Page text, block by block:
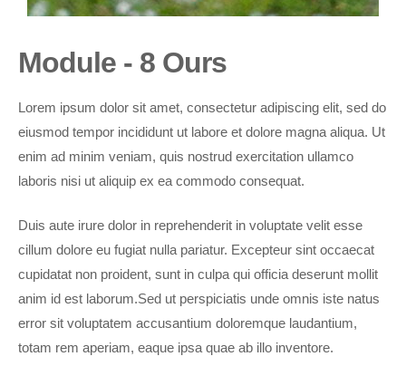
Module - 8 Ours
Lorem ipsum dolor sit amet, consectetur adipiscing elit, sed do
eiusmod tempor incididunt ut labore et dolore magna aliqua. Ut
enim ad minim veniam, quis nostrud exercitation ullamco
laboris nisi ut aliquip ex ea commodo consequat.
Duis aute irure dolor in reprehenderit in voluptate velit esse
cillum dolore eu fugiat nulla pariatur. Excepteur sint occaecat
cupidatat non proident, sunt in culpa qui officia deserunt mollit
anim id est laborum.Sed ut perspiciatis unde omnis iste natus
error sit voluptatem accusantium doloremque laudantium,
totam rem aperiam, eaque ipsa quae ab illo inventore.